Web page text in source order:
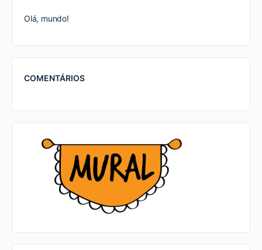
Olá, mundo!
COMENTÁRIOS